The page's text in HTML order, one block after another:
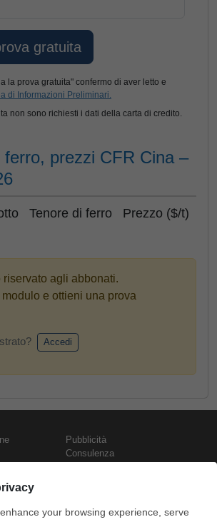
la prova gratuita" confermo di aver letto e
di Informazioni Preliminari.
non sono richiesti i dati della carta di credito.
ferro, prezzi CFR Cina –
Tenore di ferro Prezzo ($/t)
riservato agli abbonati.
e ottieni una prova
Accedi
Pubblicità
Consulenza